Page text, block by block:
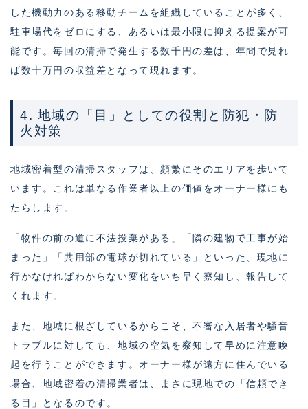
した機動力のある移動チームを組織していることが多く、
駐車場代をゼロにする、あるいは最小限に抑える提案が可
能です。毎回の清掃で発生する数千円の差は、年間で見れ
ば数十万円の収益差となって現れます。
4. 地域の「目」としての役割と防犯・防
火対策
地域密着型の清掃スタッフは、頻繁にそのエリアを歩いて
います。これは単なる作業者以上の価値をオーナー様にも
たらします。
「物件の前の道に不法投棄がある」「隣の建物で工事が始
まった」「共用部の電球が切れている」といった、現地に
行かなければわからない変化をいち早く察知し、報告して
くれます。
また、地域に根ざしているからこそ、不審な入居者や騒音
トラブルに対しても、地域の空気を察知して早めに注意喚
起を行うことができます。オーナー様が遠方に住んでいる
場合、地域密着の清掃業者は、まさに現地での「信頼でき
る目」となるのです。